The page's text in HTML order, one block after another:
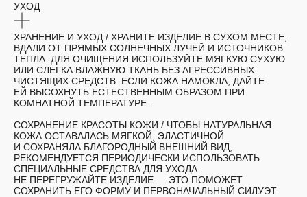
УХОД
ХРАНЕНИЕ И УХОД / ХРАНИТЕ ИЗДЕЛИЕ В СУХОМ МЕСТЕ,
ВДАЛИ ОТ ПРЯМЫХ СОЛНЕЧНЫХ ЛУЧЕЙ И ИСТОЧНИКОВ
ТЕПЛА. ДЛЯ ОЧИЩЕНИЯ ИСПОЛЬЗУЙТЕ МЯГКУЮ СУХУЮ
ИЛИ СЛЕГКА ВЛАЖНУЮ ТКАНЬ БЕЗ АГРЕССИВНЫХ
ЧИСТЯЩИХ СРЕДСТВ. ЕСЛИ КОЖА НАМОКЛА, ДАЙТЕ
ЕЙ ВЫСОХНУТЬ ЕСТЕСТВЕННЫМ ОБРАЗОМ ПРИ
КОМНАТНОЙ ТЕМПЕРАТУРЕ.
СОХРАНЕНИЕ КРАСОТЫ КОЖИ / ЧТОБЫ НАТУРАЛЬНАЯ
КОЖА ОСТАВАЛАСЬ МЯГКОЙ, ЭЛАСТИЧНОЙ
И СОХРАНЯЛА БЛАГОРОДНЫЙ ВНЕШНИЙ ВИД,
РЕКОМЕНДУЕТСЯ ПЕРИОДИЧЕСКИ ИСПОЛЬЗОВАТЬ
СПЕЦИАЛЬНЫЕ СРЕДСТВА ДЛЯ УХОДА.
НЕ ПЕРЕГРУЖАЙТЕ ИЗДЕЛИЕ — ЭТО ПОМОЖЕТ
СОХРАНИТЬ ЕГО ФОРМУ И ПЕРВОНАЧАЛЬНЫЙ СИЛУЭТ.